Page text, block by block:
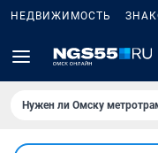
НЕДВИЖИМОСТЬ
Нужен ли Омску